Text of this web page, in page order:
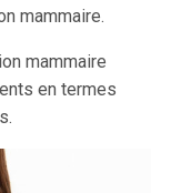
mammaire.
mammaire
en termes